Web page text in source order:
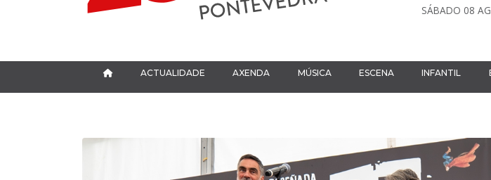
SÁBADO 08
ACTUALIDADE AXENDA MÚSICA ESCENA INFANTIL